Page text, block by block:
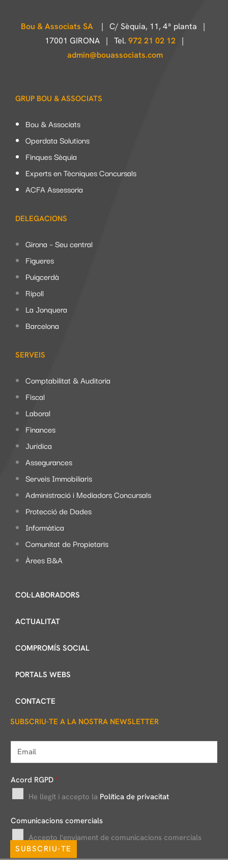
Bou & Associats SA
| C/ Sèquia, 11, 4ª planta |
17001 GIRONA | Tel. 972 21 02 12|
admin@bouassociats.com
GRUP BOU & ASSOCIATS
Bou & Associats
Operdata Solutions
Finques Sèquia
Experts en Tècniques Concursals
ACFA Assessoria
DELEGACIONS
Girona – Seu central
Figueres
Puigcerdà
Ripoll
La Jonquera
Barcelona
SERVEIS
Comptabilitat & Auditoria
Fiscal
Laboral
Finances
Jurídica
Assegurances
Serveis Immobiliaris
Administració i Mediadors Concursals
Protecció de Dades
Informàtica
Comunitat de Propietaris
Àrees B&A
COL·LABORADORS
ACTUALITAT
COMPROMÍS SOCIAL
PORTALS WEBS
CONTACTE
SUBSCRIU-TE A LA NOSTRA NEWSLETTER
m
a
l
*
Acord RGPD *
He llegit i accepto la Política de privacitat
Comunicacions comercials
Accepto l'enviament de comunicacions comercials
SUBSCRIU-TE